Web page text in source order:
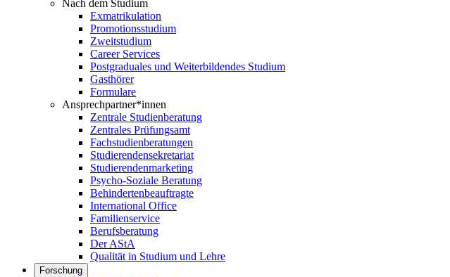
Nach dem Studium
Exmatrikulation
Promotionsstudium
Zweitstudium
Career Services
Postgraduales und Weiterbildendes Studium
Gasthörer
Formulare
Ansprechpartner*innen
Zentrale Studienberatung
Zentrales Prüfungsamt
Fachstudienberatungen
Studierendensekretariat
Studierendenmarketing
Psycho-Soziale Beratung
Behindertenbeauftragte
International Office
Familienservice
Berufsberatung
Der AStA
Qualität in Studium und Lehre
Forschung